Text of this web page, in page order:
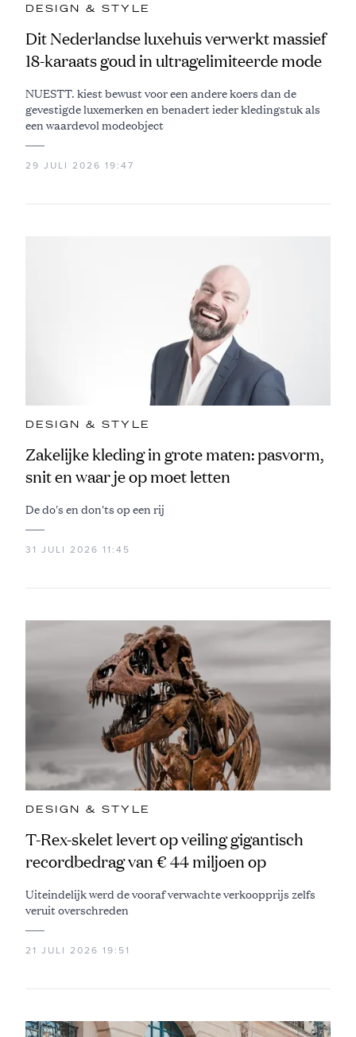
DESIGN & STYLE
Dit Nederlandse luxehuis verwerkt massief
18-karaats goud in ultragelimiteerde mode
NUESTT. kiest bewust voor een andere koers dan de
gevestigde luxemerken en benadert ieder kledingstuk als
een waardevol modeobject
29 JULI 2026 19:47
DESIGN & STYLE
Zakelijke kleding in grote maten: pasvorm,
snit en waar je op moet letten
De do's en don'ts op een rij
31 JULI 2026 11:45
DESIGN & STYLE
T-Rex-skelet levert op veiling gigantisch
recordbedrag van € 44 miljoen op
Uiteindelijk werd de vooraf verwachte verkoopprijs zelfs
veruit overschreden
21 JULI 2026 19:51